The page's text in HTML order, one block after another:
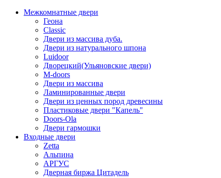
Межкомнатные двери
Геона
Classic
Двери из массива дуба.
Двери из натурального шпона
Luidoor
Дворецкий(Ульяновские двери)
M-doors
Двери из массива
Ламинированные двери
Двери из ценных пород древесины
Пластиковые двери "Капель"
Doors-Ola
Двери гармошки
Входные двери
Zetta
Альпина
АРГУС
Дверная биржа Цитадель